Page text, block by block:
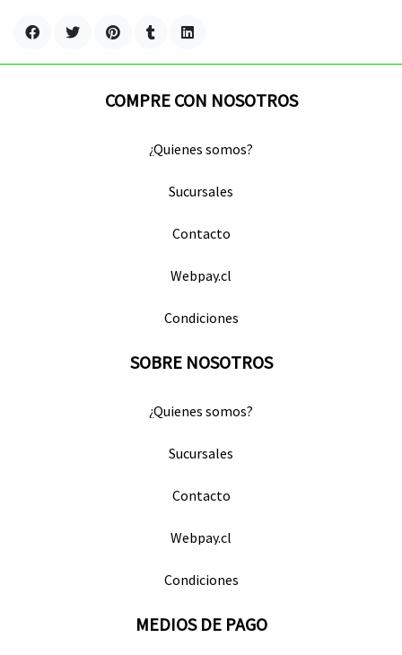
COMPRE CON NOSOTROS
¿Quienes somos?
Sucursales
Contacto
Webpay.cl
Condiciones
SOBRE NOSOTROS
¿Quienes somos?
Sucursales
Contacto
Webpay.cl
Condiciones
MEDIOS DE PAGO